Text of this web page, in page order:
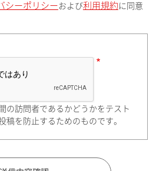
住所検索
シーポリシー および利用規約 に同意
の訪問者であるかどうかをテスト
稿を防止するためのものです。